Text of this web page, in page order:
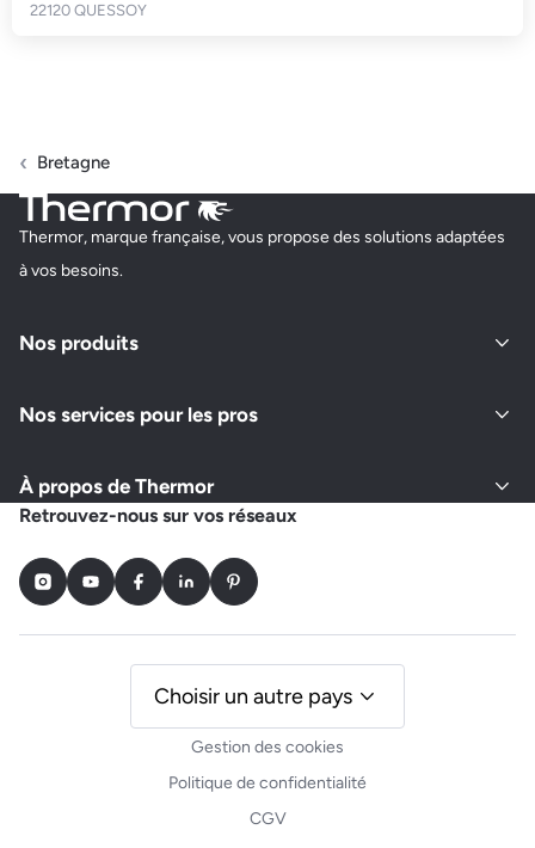
22120 QUESSOY
BER ENERGIES
22440 PLOUFRAGAN
Ouvert actuellement
Demander un devis
DUPRAY
53, 1 CONVENANT COCO
Ouvert actuellement
Bretagne
Thermor, marque française, vous propose des solutions adaptées
à vos besoins.
Nos produits
Nos services pour les pros
À propos de Thermor
Retrouvez-nous sur vos réseaux
InstagramYoutubeFacebookLinkedInPinterest
Gestion des cookies
Politique de confidentialité
CGV
Choisir un autre pays